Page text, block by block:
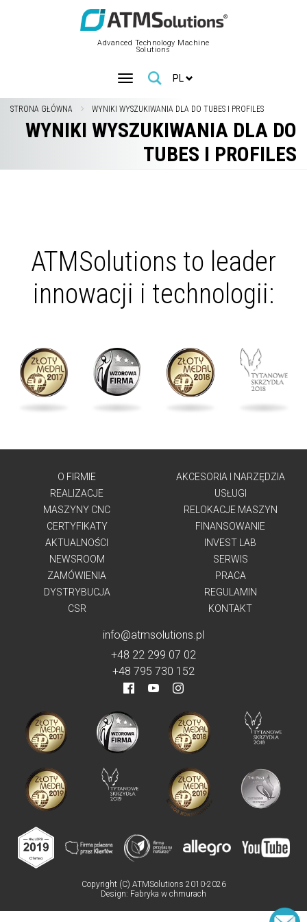
Advanced Technology Machine
Solutions
PL
STRONA GŁÓWNA WYNIKI WYSZUKIWANIA DLA DO TUBES I PROFILES
WYNIKI WYSZUKIWANIA DLA DO
TUBES I PROFILES
ATMSolutions to leader
innowacji i technologii:
O FIRMIE
REALIZACJE
MASZYNY CNC
AKCESORIA I NARZĘDZIA
USŁUGI
RELOKACJE MASZYN
CERTYFIKATY
AKTUALNOŚCI
NEWSROOM
FINANSOWANIE
INVEST LAB
SERWIS
ZAMÓWIENIA
DYSTRYBUCJA
CSR
PRACA
REGULAMIN
KONTAKT
info@atmsolutions.pl
+48 22 299 07 02
+48 795 730 152
Copyright (C) ATMSolutions 2010-2026
Design: Fabryka w chmurach